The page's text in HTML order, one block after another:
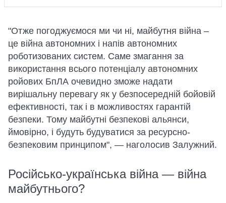
"Отже погоджуємося ми чи ні, майбутня війна –
це війна автономних і напів автономних
роботизованих систем. Саме змагання за
використання всього потенціалу автономних
ройових БпЛА очевидно зможе надати
вирішальну перевагу як у безпосередній бойовій
ефективності, так і в можливостях гарантій
безпеки. Тому майбутні безпекові альянси,
ймовірно, і будуть будуватися за ресурсно-
безпековим принципом", — наголосив Залужний.
Російсько-українська війна — війна
майбутнього?